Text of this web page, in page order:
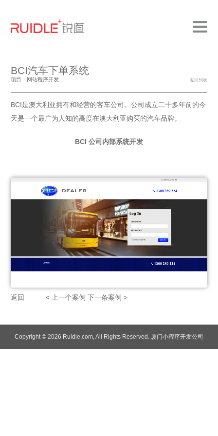
BCI汽车下单系统
项目：网站程序开发 返回列表
BCI是澳大利亚拥有和经营的客车公司。公司成立二十多年前的今
天是一个最广为人知的高度在澳大利亚购买的汽车品牌。
BCI 公司内部系统开发
返回 < 上一个案例 下一条案例 >
Copyright © 2026 Ruidle.com , All Rights Reserved. 厦门小程序开发公司